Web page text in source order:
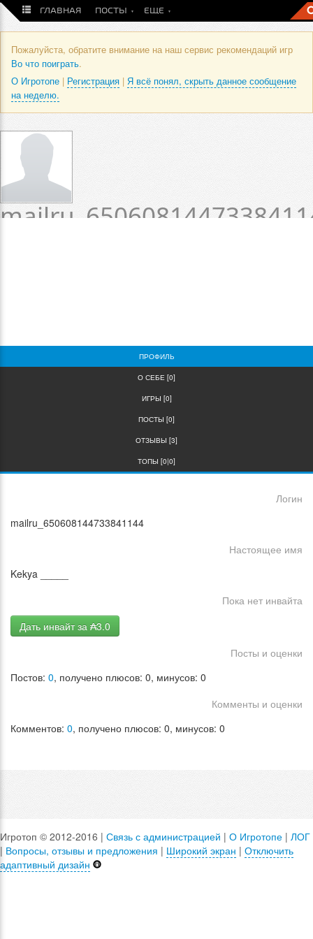
ГЛАВНАЯ ПОСТЫ ЕЩЕ
Пожалуйста, обратите внимание на наш сервис рекомендаций игр
Во что поиграть.
О Игротопе | Регистрация | Я всё понял, скрыть данное сообщение
на неделю.
ПРОФИЛЬ
О СЕБЕ [0]
ИГРЫ [0]
ПОСТЫ [0]
ОТЗЫВЫ [3]
ТОПЫ [0|0]
Логин
mailru_650608144733841144
Настоящее имя
Kekya _____
Пока нет инвайта
Дать инвайт за ₳3.0
Посты и оценки
Постов: 0, получено плюсов: 0, минусов: 0
Комменты и оценки
Комментов: 0, получено плюсов: 0, минусов: 0
Игротоп © 2012-2016 | Связь с администрацией | О Игротопе | ЛОГ
| Вопросы, отзывы и предложения | Широкий экран | Отключить
адаптивный дизайн